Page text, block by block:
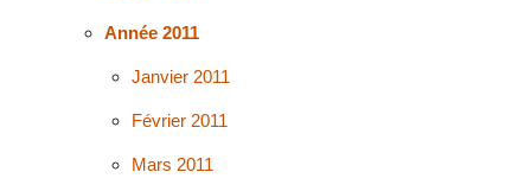
Année 2011
Janvier 2011
Février 2011
Mars 2011